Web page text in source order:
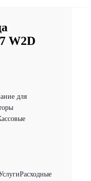
W2D
для
Расходные